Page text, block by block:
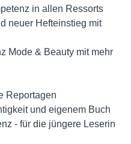
in allen Ressorts
neuer Hefteinstieg mit
Mode & Beauty mit mehr
Reportagen
und eigenem Buch
- für die jüngere Leserin